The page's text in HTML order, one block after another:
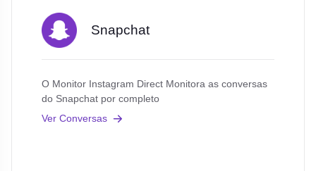
Snapchat
O Monitor Instagram Direct Monitora as conversas
do Snapchat por completo
Ver Conversas